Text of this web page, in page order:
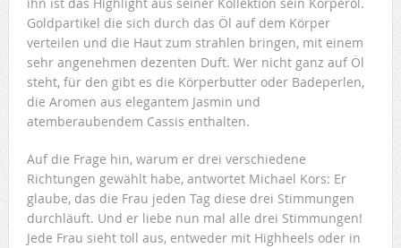
Goldpartikel die sich durch das Öl auf dem Körper
verteilen und die Haut zum strahlen bringen, mit einem
sehr angenehmen dezenten Duft. Wer nicht ganz auf Öl
steht, für den gibt es die Körperbutter oder Badeperlen,
die Aromen aus elegantem Jasmin und
atemberaubendem Cassis enthalten.
Auf die Frage hin, warum er drei verschiedene
Richtungen gewählt habe, antwortet Michael Kors: Er
glaube, das die Frau jeden Tag diese drei Stimmungen
durchläuft. Und er liebe nun mal alle drei Stimmungen!
Jede Frau sieht toll aus, entweder mit Highheels oder in